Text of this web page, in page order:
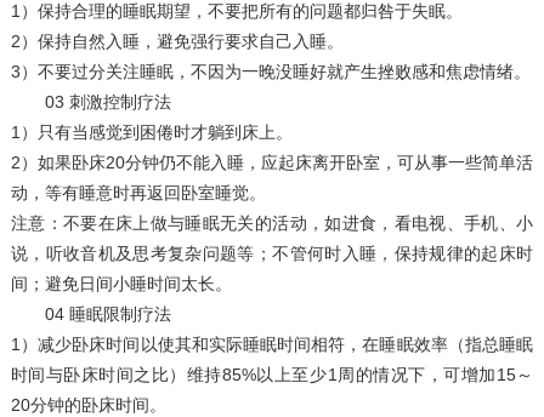
1）保持合理的睡眠期望，不要把所有的问题都归咎于失眠。
2）保持自然入睡，避免强行要求自己入睡。
3）不要过分关注睡眠，不因为一晚没睡好就产生挫败感和焦虑情绪。
03 刺激控制疗法
1）只有当感觉到困倦时才躺到床上。
2）如果卧床20分钟仍不能入睡，应起床离开卧室，可从事一些简单活
动，等有睡意时再返回卧室睡觉。
注意：不要在床上做与睡眠无关的活动，如进食，看电视、手机、小
说，听收音机及思考复杂问题等；不管何时入睡，保持规律的起床时
间；避免日间小睡时间太长。
04 睡眠限制疗法
1）减少卧床时间以使其和实际睡眠时间相符，在睡眠效率（指总睡眠
时间与卧床时间之比）维持85%以上至少1周的情况下，可增加15～
20分钟的卧床时间。